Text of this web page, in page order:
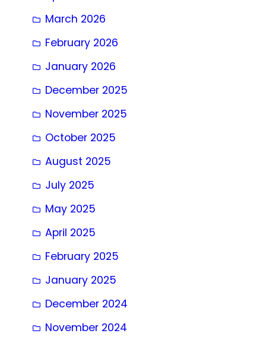
March 2026
February 2026
January 2026
December 2025
November 2025
October 2025
August 2025
July 2025
May 2025
April 2025
February 2025
January 2025
December 2024
November 2024